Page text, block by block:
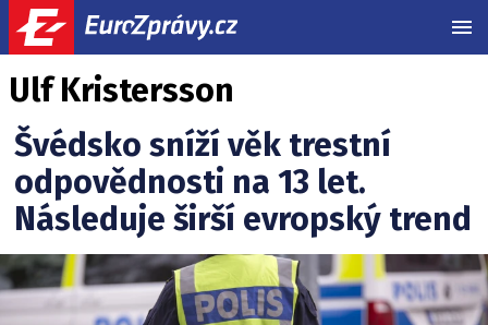
Ulf Kristersson
Švédsko sníží věk trestní
odpovědnosti na 13 let.
Následuje širší evropský trend